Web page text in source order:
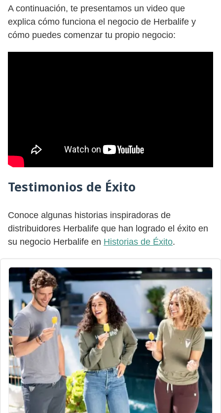
A continuación, te presentamos un video que
explica cómo funciona el negocio de Herbalife y
cómo puedes comenzar tu propio negocio:
Testimonios de Éxito
Conoce algunas historias inspiradoras de
distribuidores Herbalife que han logrado el éxito en
su negocio Herbalife en Historias de Éxito.